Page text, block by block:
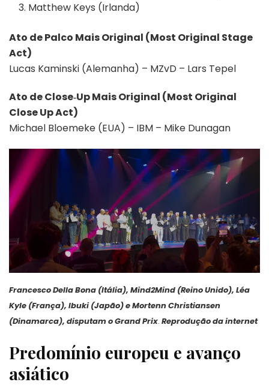
Matthew Keys (Irlanda)
Ato de Palco Mais Original (Most Original Stage
Act)
Lucas Kaminski (Alemanha) – MZvD – Lars Tepel
Ato de Close‑Up Mais Original (Most Original
Close Up Act)
Michael Bloemeke (EUA) – IBM – Mike Dunagan
Francesco Della Bona (Itália), Mind2Mind (Reino Unido), Léa
Kyle (França), Ibuki (Japão) e Mortenn Christiansen
(Dinamarca), disputam o Grand Prix. Reprodução da internet
Predomínio europeu e avanço
asiático